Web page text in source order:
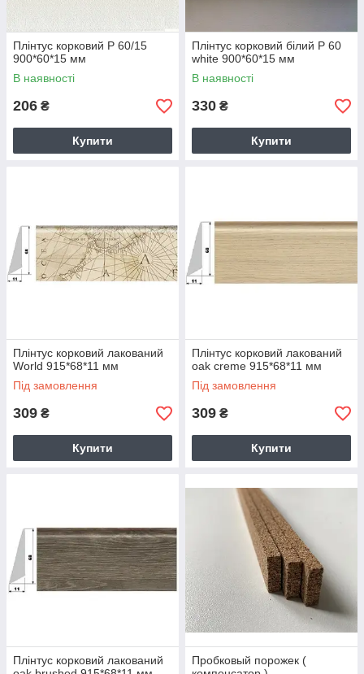
Плінтус корковий P 60/15
900*60*15 мм
В наявності
206 ₴
Купити
Плінтус корковий білий P 60
white 900*60*15 мм
В наявності
330 ₴
Купити
Плінтус корковий лакований
World 915*68*11 мм
Під замовлення
309 ₴
Купити
Плінтус корковий лакований
oak creme 915*68*11 мм
Під замовлення
309 ₴
Купити
Плінтус корковий лакований
Пробковый порожек (